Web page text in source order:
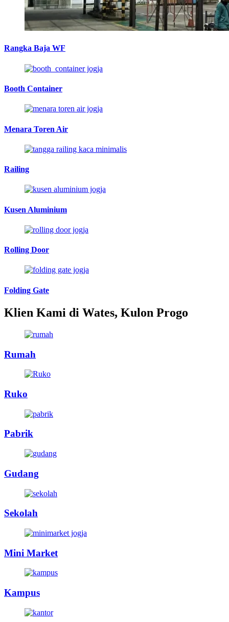
Rangka Baja WF
Booth Container
Menara Toren Air
Railing
Kusen Aluminium
Rolling Door
Folding Gate
Klien Kami di Wates, Kulon Progo
Rumah
Ruko
Pabrik
Gudang
Sekolah
Mini Market
Kampus